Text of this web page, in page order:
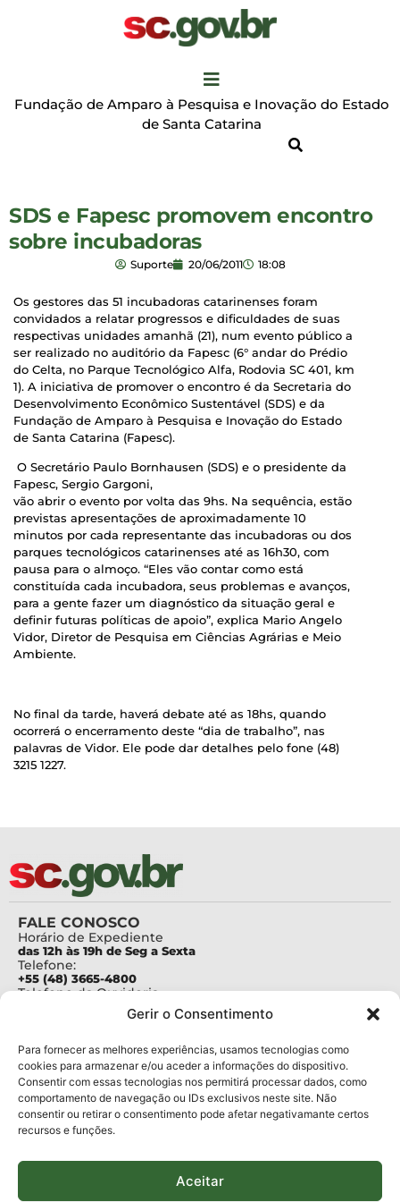
Gerir o Consentimento
Para fornecer as melhores experiências, usamos tecnologias como
cookies para armazenar e/ou aceder a informações do dispositivo.
Consentir com essas tecnologias nos permitirá processar dados, como
comportamento de navegação ou IDs exclusivos neste site. Não
consentir ou retirar o consentimento pode afetar negativamante certos
recursos e funções.
Aceitar
Fundação de Amparo à Pesquisa e Inovação do Estado
de Santa Catarina
SDS e Fapesc promovem encontro
sobre incubadoras
Suporte 20/06/2011 18:08
Os gestores das 51 incubadoras catarinenses foram
convidados a relatar progressos e dificuldades de suas
respectivas unidades amanhã (21), num evento público a
ser realizado no auditório da Fapesc (6° andar do Prédio
do Celta, no Parque Tecnológico Alfa, Rodovia SC 401, km
1). A iniciativa de promover o encontro é da Secretaria do
Desenvolvimento Econômico Sustentável (SDS) e da
Fundação de Amparo à Pesquisa e Inovação do Estado
de Santa Catarina (Fapesc).
O Secretário Paulo Bornhausen (SDS) e o presidente da
Fapesc, Sergio Gargoni,
vão abrir o evento por volta das 9hs. Na sequência, estão
previstas apresentações de aproximadamente 10
minutos por cada representante das incubadoras ou dos
parques tecnológicos catarinenses até as 16h30, com
pausa para o almoço. “Eles vão contar como está
constituída cada incubadora, seus problemas e avanços,
para a gente fazer um diagnóstico da situação geral e
definir futuras políticas de apoio”, explica Mario Angelo
Vidor, Diretor de Pesquisa em Ciências Agrárias e Meio
Ambiente.
No final da tarde, haverá debate até as 18hs, quando
ocorrerá o encerramento deste “dia de trabalho”, nas
palavras de Vidor. Ele pode dar detalhes pelo fone (48)
3215 1227.
FALE CONOSCO
Horário de Expediente
das 12h às 19h de Seg a Sexta
Telefone:
+55 (48) 3665-4800
Telefone da Ouvidoria
Para assuntos relacionados à Pesquisa
pesquisa@fapesc.sc.gov.br
Para assuntos relacionados à Inovação
inovacao@fapesc.sc.gov.br
Para assuntos relacionados à Bolsas
bolsas@fapesc.sc.gov.br
Para assuntos relacionados à Prestação de Contas
Para assuntos relacionados à Plataforma
plataforma@fapesc.sc.gov.br